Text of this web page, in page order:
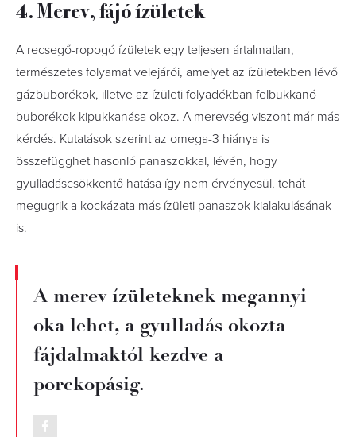
4. Merev, fájó ízületek
A recsegő-ropogó ízületek egy teljesen ártalmatlan,
természetes folyamat velejárói, amelyet az ízületekben lévő
gázbuborékok, illetve az ízületi folyadékban felbukkanó
buborékok kipukkanása okoz. A merevség viszont már más
kérdés. Kutatások szerint az omega-3 hiánya is
összefügghet hasonló panaszokkal, lévén, hogy
gyulladáscsökkentő hatása így nem érvényesül, tehát
megugrik a kockázata más ízületi panaszok kialakulásának
is.
A merev ízületeknek megannyi
oka lehet, a gyulladás okozta
fájdalmaktól kezdve a
porckopásig.